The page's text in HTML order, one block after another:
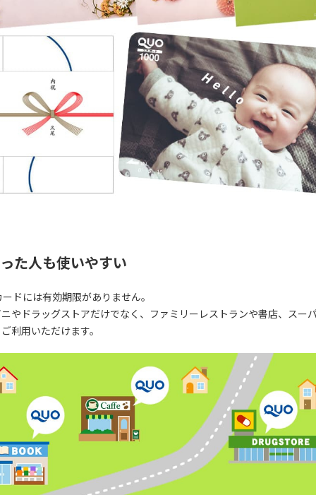
た人も使いやすい
ドには有効期限がありません。
やドラッグストアだけでなく、ファミリーレストランや書店、スー
利用いただけます。